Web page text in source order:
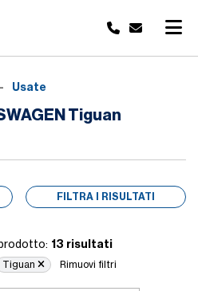
Tiguan
Usate
FILTRA I RISULTATI
13 risultati
Tiguan Rimuovi filtri